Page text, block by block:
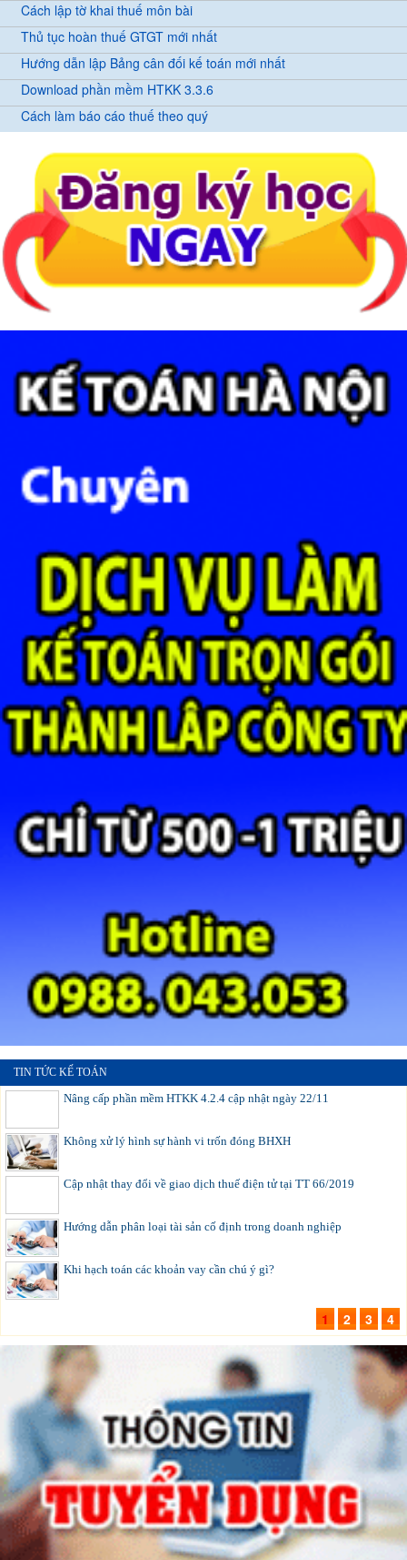
Cách lập tờ khai thuế môn bài
Thủ tục hoàn thuế GTGT mới nhất
Hướng dẫn lập Bảng cân đối kế toán mới nhất
Download phần mềm HTKK 3.3.6
Cách làm báo cáo thuế theo quý
TIN TỨC KẾ TOÁN
Nâng cấp phần mềm HTKK 4.2.4 cập nhật ngày 22/11
Không xử lý hình sự hành vi trốn đóng BHXH
Cập nhật thay đổi về giao dịch thuế điện tử tại TT 66/2019
Hướng dẫn phân loại tài sản cố định trong doanh nghiệp
Khi hạch toán các khoản vay cần chú ý gì?
1 2 3 4